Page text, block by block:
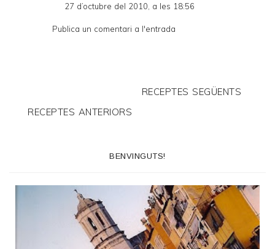
27 d’octubre del 2010, a les 18:56
Publica un comentari a l'entrada
RECEPTES SEGÜENTS
RECEPTES ANTERIORS
BENVINGUTS!